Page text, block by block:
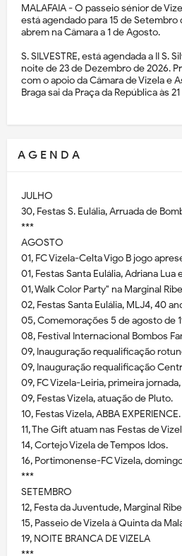
MALAFAIA - O passeio sénior de
está agendado para 15 de
abrem na Câmara a 1 de Agosto.
S. SILVESTRE, está agendada a II S.
noite de 23 de Dezembro de 2026.
com o apoio da Câmara de Vizela e
Braga sai da Praça da República às
A G E N D A
JULHO
30, Festas S. Eulália, Arruada de
***
AGOSTO
01, FC Vizela-Celta Vigo B jogo
01, Festas Santa Eulália, Adriana Lua
01, Walk Color Party" na Marginal
02, Festas Santa Eulália, MLJ4, 40
05, Comemorações 5 de agosto de
08, Festival Internacional Bombos
09, Inauguração requalificação
09, Inauguração requalificação
09, FC Vizela-Leiria, primeira
09, Festas Vizela, atuação de Pluto.
10, Festas Vizela, ABBA EXPERIENCE.
11, The Gift atuam nas Festas de
14, Cortejo Vizela de Tempos Idos.
16, Portimonense-FC Vizela,
***
SETEMBRO
12, Festa da Juventude, Marginal
15, Passeio de Vizela à Quinta da
19, NOITE BRANCA DE VIZELA